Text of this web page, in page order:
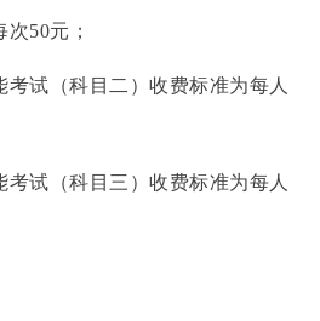
50元；
试（科目二）收费标准为每人
试（科目三）收费标准为每人